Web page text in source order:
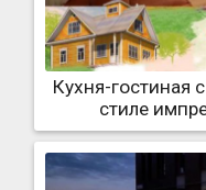
Кухня-гостиная
стиле